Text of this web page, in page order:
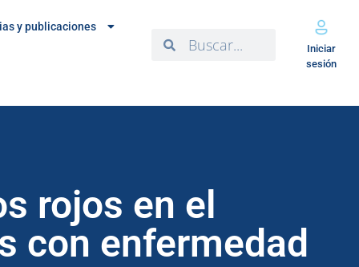
y publicaciones
Iniciar
sesión
rojos en el
con enfermedad